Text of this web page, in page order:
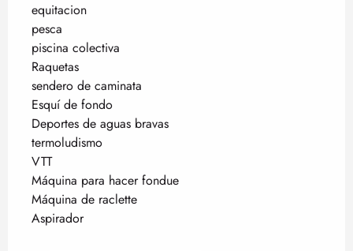
equitacion
pesca
piscina colectiva
Raquetas
sendero de caminata
Esquí de fondo
Deportes de aguas bravas
termoludismo
VTT
Máquina para hacer fondue
Máquina de raclette
Aspirador